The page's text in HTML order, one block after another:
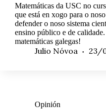
Matemáticas da USC no
que está en xogo para o
defender o noso sistema
ensino público e de
matemáticas galegas!
Julio Nóvoa 23/
Opinión